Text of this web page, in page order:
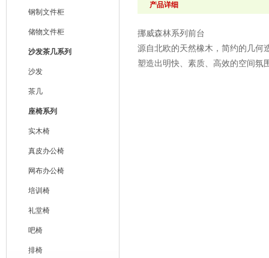
钢制文件柜
储物文件柜
沙发茶几系列
沙发
茶几
座椅系列
实木椅
真皮办公椅
网布办公椅
培训椅
礼堂椅
吧椅
排椅
产品详细
挪威森林系列前台
源自北欧的天然橡木，简约的几何
塑造出明快、素质、高效的空间氛